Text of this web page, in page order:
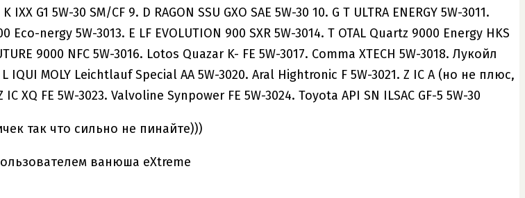
G1 5W-30 SM/CF 9. D RAGON SSU GXO SAE 5W-30 10. G T ULTRA ENERGY 5W-3011.
Eco-nergy 5W-3013. E LF EVOLUTION 900 SXR 5W-3014. T OTAL Quartz 9000 Energy HKS
9000 NFC 5W-3016. Lotos Quazar K- FE 5W-3017. Comma XTECH 5W-3018. Лукойл
IQUI MOLY Leichtlauf Special AA 5W-3020. Aral Hightronic F 5W-3021. Z IC A (но не плюс,
IC XQ FE 5W-3023. Valvoline Synpower FE 5W-3024. Toyota API SN ILSAC GF-5 5W-30
так что сильно не пинайте)))
ванюша eXtreme